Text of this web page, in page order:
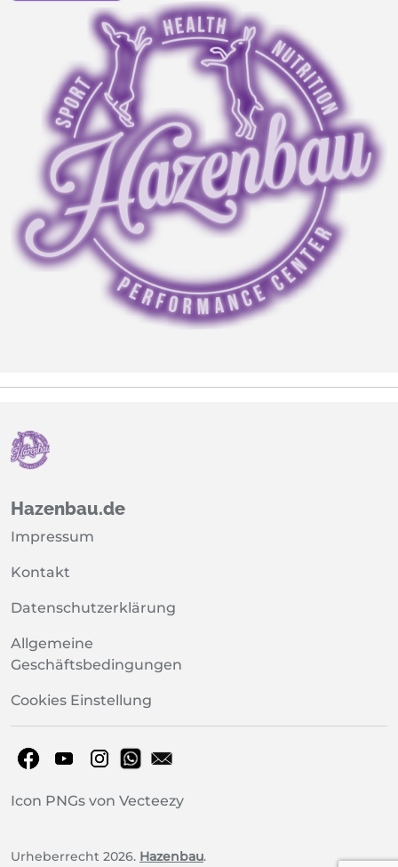
Hazenbau.de
Impressum
Kontakt
Datenschutzerklärung
Allgemeine
Geschäftsbedingungen
Cookies Einstellung
Icon PNGs von Vecteezy
Urheberrecht 2026. Hazenbau.